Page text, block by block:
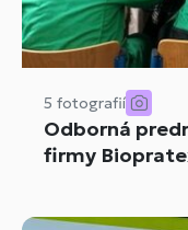
5 fotografií
Odborná
firmy